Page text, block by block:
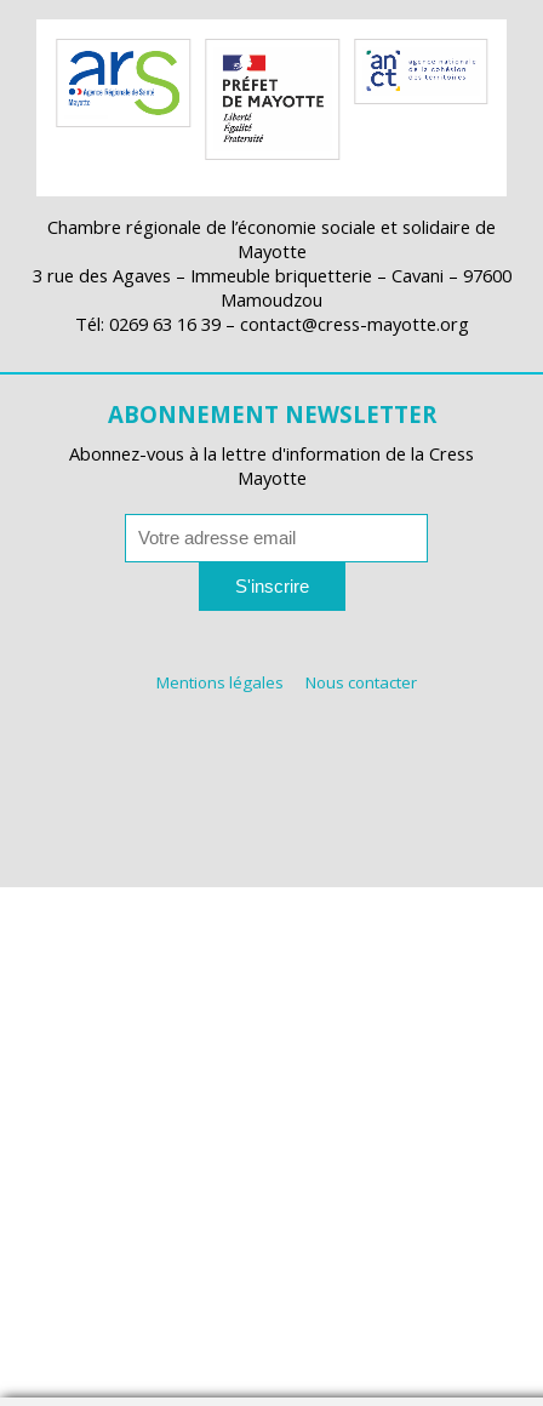
Chambre régionale de l’économie sociale et solidaire de
Mayotte
3 rue des Agaves – Immeuble briquetterie – Cavani – 97600
Mamoudzou
Tél: 0269 63 16 39 – contact@cress-mayotte.org
ABONNEMENT NEWSLETTER
Abonnez-vous à la lettre d'information de la Cress
Mayotte
S'inscrire
Mentions légales Nous contacter